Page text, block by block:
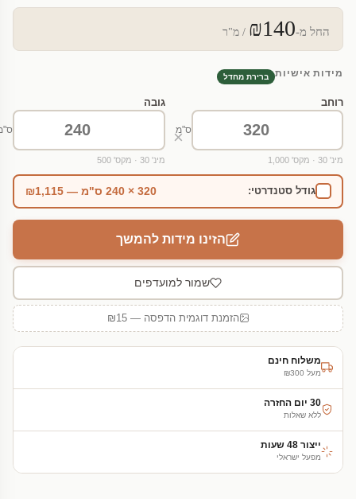
החל מ-₪140 / מ"ר
מידות אישיות ברירת מחדל
רוחב
ס"מ
מינ' 30 · מקס' 1,000
×
גובה
מינ' 30 · מקס' 500
גודל סטנדרטי: 320 × 240 ס"מ — ₪1,115
הזינו מידות להמשך
שמור למועדפים
הזמנת דוגמית הדפסה — ₪15
משלוח חינם
מעל ₪300
30 יום החזרה
ללא שאלות
ייצור 48 שעות
מפעל ישראלי